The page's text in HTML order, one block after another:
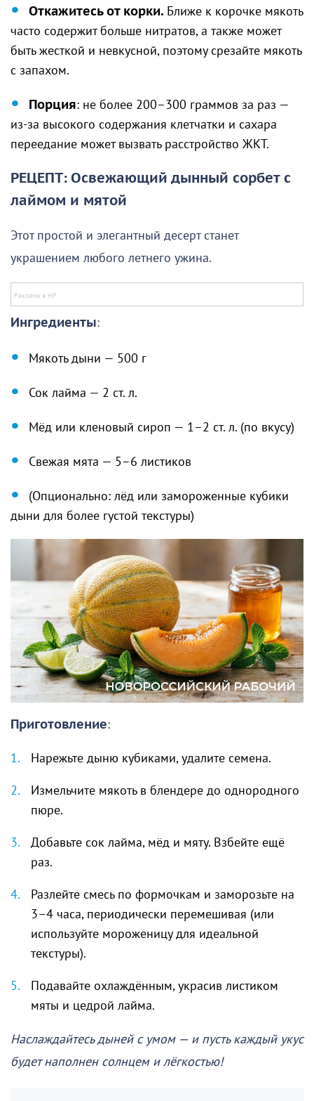
Откажитесь от корки. Ближе к корочке мякоть
часто содержит больше нитратов, а также может
быть жесткой и невкусной, поэтому срезайте мякоть
с запахом.
Порция: не более 200–300 граммов за раз —
из-за высокого содержания клетчатки и сахара
переедание может вызвать расстройство ЖКТ.
РЕЦЕПТ: Освежающий дынный сорбет с
лаймом и мятой
Этот простой и элегантный десерт станет
украшением любого летнего ужина.
Ингредиенты:
Мякоть дыни — 500 г
Сок лайма — 2 ст. л.
Мёд или кленовый сироп — 1–2 ст. л. (по вкусу)
Свежая мята — 5–6 листиков
(Опционально: лёд или замороженные кубики
дыни для более густой текстуры)
Приготовление:
Нарежьте дыню кубиками, удалите семена.
Измельчите мякоть в блендере до однородного
пюре.
Добавьте сок лайма, мёд и мяту. Взбейте ещё
раз.
Разлейте смесь по формочкам и заморозьте на
3–4 часа, периодически перемешивая (или
используйте мороженицу для идеальной
текстуры).
Подавайте охлаждённым, украсив листиком
мяты и цедрой лайма.
Наслаждайтесь дыней с умом — и пусть каждый укус
будет наполнен солнцем и лёгкостью!